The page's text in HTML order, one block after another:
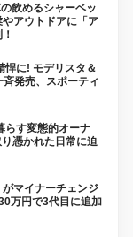
飲めるシャーベッ
やアウトドアに「ア
悍に! モデリスタ＆
発売、スポーティ
らす変態的オーナ
憑かれた日常に迫
がマイナーチェンジ
万円で3代目に追加